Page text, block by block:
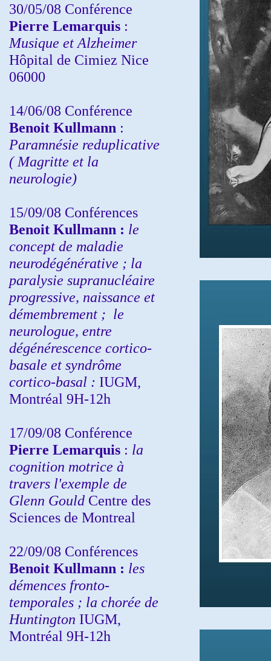
30/05/08 Conférence
Pierre Lemarquis :
Musique et Alzheimer
Hôpital de Cimiez Nice
06000
14/06/08 Conférence
Benoit Kullmann :
Paramnésie reduplicative
( Magritte et la
neurologie)
15/09/08 Conférences
Benoit Kullmann : le
concept de maladie
neurodégénérative ; la
paralysie supranucléaire
progressive, naissance et
démembrement ; le
neurologue, entre
dégénérescence cortico-
basale et syndrôme
cortico-basal : IUGM,
Montréal 9H-12h
17/09/08 Conférence
Pierre Lemarquis : la
cognition motrice à
travers l'exemple de
Glenn Gould Centre des
Sciences de Montreal
22/09/08 Conférences
Benoit Kullmann : les
démences fronto-
temporales ; la chorée de
Huntington IUGM,
Montréal 9H-12h